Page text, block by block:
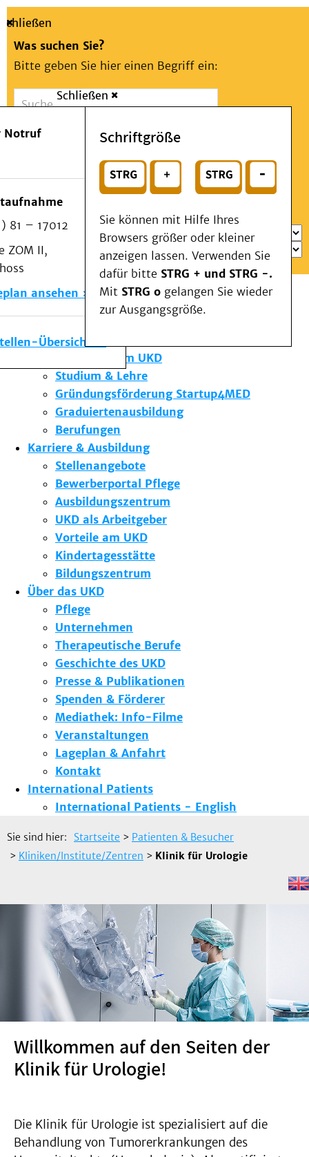
Suche
Schließen
Was suchen Sie?
Bitte geben Sie hier einen Begriff ein:
Suchen
oder
Wählen Sie ein Thema für Ihren Schnelleinstieg
Notfall
Schließen
Notruf
81 – 17012
ZOM II,
ansehen
Übersicht
Schriftgröße
Sie können mit Hilfe Ihres
Browsers größer oder kleiner
anzeigen lassen. Verwenden Sie
dafür bitte STRG + und STRG -.
Mit STRG o gelangen Sie wieder
zur Ausgangsgröße.
Menü
Patienten & Besucher
Kliniken/Institute/Zentren
Als Patient am UKD
Beratung und Unterstützung
Veranstaltungen
Kommunikation im Medizinwesen (KIM)
Notfall
Forschung & Lehre
Die Institute des UKD
Forschung am UKD
Studium & Lehre
Gründungsförderung Startup4MED
Graduiertenausbildung
Berufungen
Karriere & Ausbildung
Stellenangebote
Bewerberportal Pflege
Ausbildungszentrum
UKD als Arbeitgeber
Vorteile am UKD
Kindertagesstätte
Bildungszentrum
Über das UKD
Pflege
Unternehmen
Therapeutische Berufe
Geschichte des UKD
Presse & Publikationen
Spenden & Förderer
Mediathek: Info-Filme
Veranstaltungen
Lageplan & Anfahrt
Kontakt
International Patients
International Patients - English
Sie sind hier: Startseite > Patienten & Besucher
> Kliniken/Institute/Zentren > Klinik für Urologie
Willkommen auf den Seiten der
Klinik für Urologie!
Die Klinik für Urologie ist spezialisiert auf die
Behandlung von Tumorerkrankungen des